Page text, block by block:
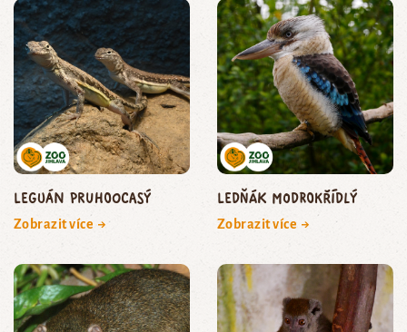
leguán pruhoocasý
Zobrazit více →
ledňák modrokřídlý
Zobrazit více →